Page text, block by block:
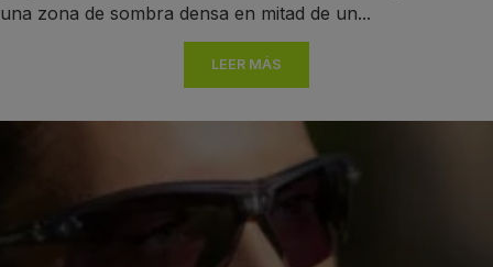
una zona de sombra densa en mitad de un...
LEER MÁS